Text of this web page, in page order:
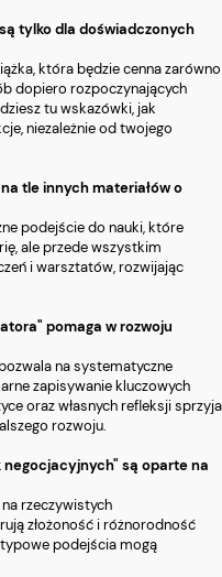
tylko dla doświadczonych
która będzie cenna zarówno
dopiero rozpoczynających
tu wskazówki, jak
niezależnie od twojego
tle innych materiałów o
podejście do nauki, które
ale przede wszystkim
i warsztatów, rozwijając
pomaga w rozwoju
na systematyczne
zapisywanie kluczowych
oraz własnych refleksji sprzyja
rozwoju.
negocjacyjnych" są oparte na
na rzeczywistych
złożoność i różnorodność
podejścia mogą